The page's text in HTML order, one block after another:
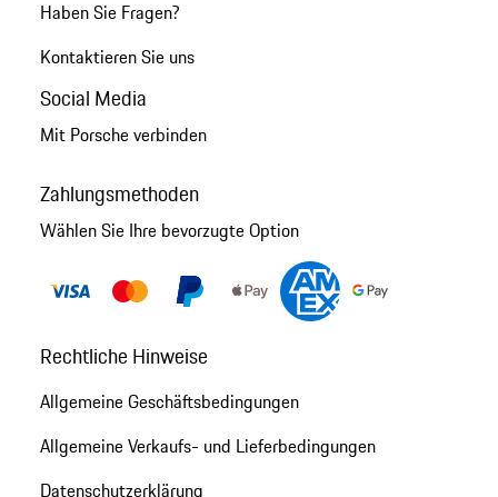
Haben Sie Fragen?
Kontaktieren Sie uns
Social Media
Mit Porsche verbinden
Zahlungsmethoden
Wählen Sie Ihre bevorzugte Option
Rechtliche Hinweise
Allgemeine Geschäftsbedingungen
Allgemeine Verkaufs- und Lieferbedingungen
Datenschutzerklärung